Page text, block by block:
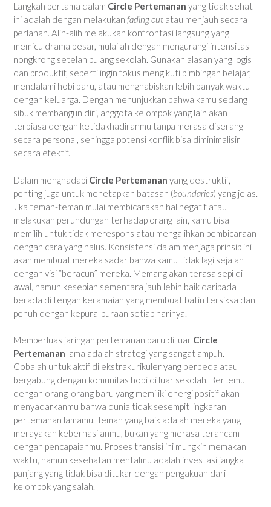
Langkah pertama dalam Circle Pertemanan yang tidak sehat
ini adalah dengan melakukan fading out atau menjauh secara
perlahan. Alih-alih melakukan konfrontasi langsung yang
memicu drama besar, mulailah dengan mengurangi intensitas
nongkrong setelah pulang sekolah. Gunakan alasan yang logis
dan produktif, seperti ingin fokus mengikuti bimbingan belajar,
mendalami hobi baru, atau menghabiskan lebih banyak waktu
dengan keluarga. Dengan menunjukkan bahwa kamu sedang
sibuk membangun diri, anggota kelompok yang lain akan
terbiasa dengan ketidakhadiranmu tanpa merasa diserang
secara personal, sehingga potensi konflik bisa diminimalisir
secara efektif.
Dalam menghadapi Circle Pertemanan yang destruktif,
penting juga untuk menetapkan batasan (boundaries) yang jelas.
Jika teman-teman mulai membicarakan hal negatif atau
melakukan perundungan terhadap orang lain, kamu bisa
memilih untuk tidak merespons atau mengalihkan pembicaraan
dengan cara yang halus. Konsistensi dalam menjaga prinsip ini
akan membuat mereka sadar bahwa kamu tidak lagi sejalan
dengan visi “beracun” mereka. Memang akan terasa sepi di
awal, namun kesepian sementara jauh lebih baik daripada
berada di tengah keramaian yang membuat batin tersiksa dan
penuh dengan kepura-puraan setiap harinya.
Memperluas jaringan pertemanan baru di luar Circle
Pertemanan lama adalah strategi yang sangat ampuh.
Cobalah untuk aktif di ekstrakurikuler yang berbeda atau
bergabung dengan komunitas hobi di luar sekolah. Bertemu
dengan orang-orang baru yang memiliki energi positif akan
menyadarkanmu bahwa dunia tidak sesempit lingkaran
pertemanan lamamu. Teman yang baik adalah mereka yang
merayakan keberhasilanmu, bukan yang merasa terancam
dengan pencapaianmu. Proses transisi ini mungkin memakan
waktu, namun kesehatan mentalmu adalah investasi jangka
panjang yang tidak bisa ditukar dengan pengakuan dari
kelompok yang salah.